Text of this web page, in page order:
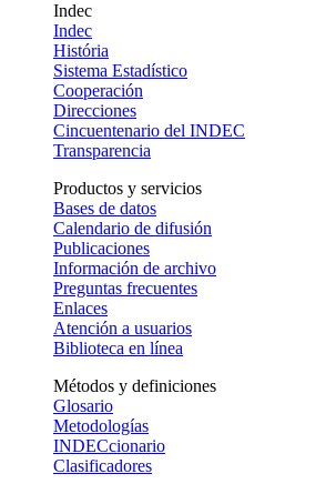
Indec
Indec
História
Sistema Estadístico
Cooperación
Direcciones
Cincuentenario del INDEC
Transparencia
Productos y servicios
Bases de datos
Calendario de difusión
Publicaciones
Información de archivo
Preguntas frecuentes
Enlaces
Atención a usuarios
Biblioteca en línea
Métodos y definiciones
Glosario
Metodologías
INDECcionario
Clasificadores